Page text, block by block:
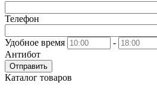
Телефон
Удобное время
-
Антибот
Отправить
Каталог товаров